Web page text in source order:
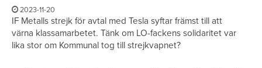
2023-11-20
IF Metalls strejk för avtal med Tesla syftar främst till att
värna klassamarbetet. Tänk om LO-fackens solidaritet var
lika stor om Kommunal tog till strejkvapnet?